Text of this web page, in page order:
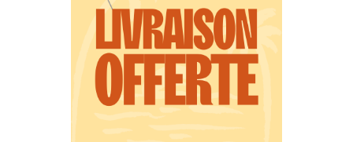
et supporte l'usage de spatules métalliques.
Comment entretenir ma crépière au
quotidien ?
Après chaque service, utilisez une pierre abrasive pour
égaliser la croûte de culottage si nécessaire, puis huilez